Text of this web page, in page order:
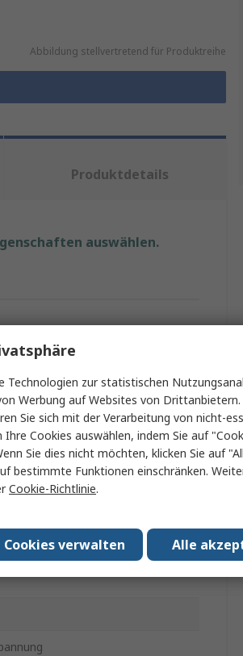
Abbildung stellvertretend für Produktreihe
Produktdetails
auswählen.
Treiber
Technologien zur statistischen
Werbung auf Websites von
Sie sich mit der Verarbeitung von nicht-
Cookies auswählen, indem Sie auf
Sie dies nicht möchten, klicken Sie auf
bestimmte Funktionen einschränken.
Cookie-Richtlinie.
Alle
Cookies verwalten